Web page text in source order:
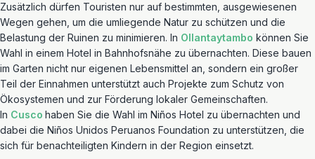
Zusätzlich dürfen Touristen nur auf bestimmten, ausgewiesenen
Wegen gehen, um die umliegende Natur zu schützen und die
Belastung der Ruinen zu minimieren. In Ollantaytambo können Sie
Wahl in einem Hotel in Bahnhofsnähe zu übernachten. Diese bauen
im Garten nicht nur eigenen Lebensmittel an, sondern ein großer
Teil der Einnahmen unterstützt auch Projekte zum Schutz von
Ökosystemen und zur Förderung lokaler Gemeinschaften.
In Cusco haben Sie die Wahl im Niños Hotel zu übernachten und
dabei die Niños Unidos Peruanos Foundation zu unterstützen, die
sich für benachteiligten Kindern in der Region einsetzt.